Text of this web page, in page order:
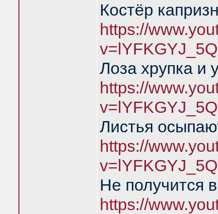
Костёр
https://
Лоза хрупка и
https://
Листья
https://
Не получится
https://